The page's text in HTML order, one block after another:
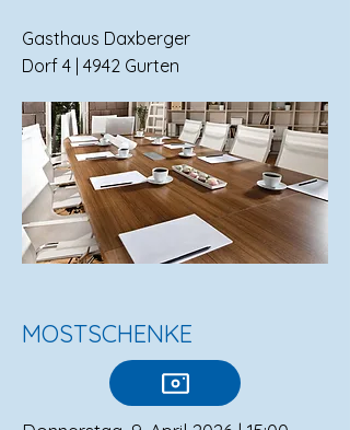
Gasthaus Daxberger
Dorf 4 | 4942 Gurten
MOSTSCHENKE